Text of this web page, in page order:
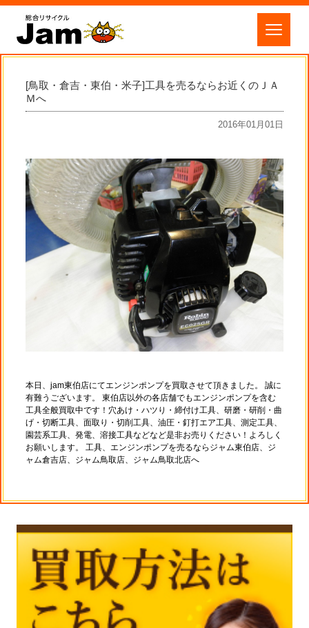
[鳥取・倉吉・東伯・米子]工具を売るならお近くのＪＡ
Ｍへ
2016年01月01日
本日、jam東伯店にてエンジンポンプを買取させて頂きました。 誠に
有難うございます。 東伯店以外の各店舗でもエンジンポンプを含む
工具全般買取中です！穴あけ・ハツり・締付け工具、研磨・研削・曲
げ・切断工具、面取り・切削工具、油圧・釘打エア工具、測定工具、
園芸系工具、発電、溶接工具などなど是非お売りください！よろしく
お願いします。 工具、エンジンポンプを売るならジャム東伯店、ジ
ャム倉吉店、ジャム鳥取店、ジャム鳥取北店へ